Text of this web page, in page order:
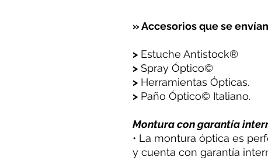
» Accesorios que se
> Estuche Antistock®
> Spray Óptico©
> Herramientas Ópticas.
> Paño Óptico© Italiano.
Montura con garantía
• La montura óptica es
y cuenta con garantía